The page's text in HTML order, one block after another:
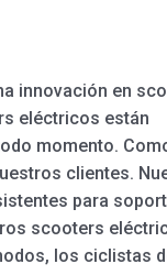
innovación en
eléctricos están
momento.
clientes.
para
scooters
los ciclistas